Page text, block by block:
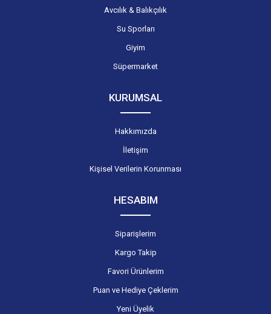
Avcılık & Balıkçılık
Su Sporları
Giyim
Süpermarket
KURUMSAL
Hakkımızda
İletişim
Kişisel Verilerin Korunması
HESABIM
Siparişlerim
Kargo Takip
Favori Ürünlerim
Puan ve Hediye Çeklerim
Yeni Üyelik